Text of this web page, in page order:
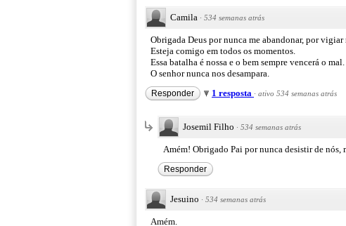
Camila · 534 semanas atrás
Obrigada Deus por nunca me abandonar, por
Esteja comigo em todos os momentos.
Essa batalha é nossa e o bem sempre vencerá o
O senhor nunca nos desampara.
Responder 1 resposta · ativo 534 semanas atrás
Josemil Filho · 534 semanas atrás
Amém! Obrigado Pai por nunca desistir de nós,
Responder
Jesuino · 534 semanas atrás
Amém.